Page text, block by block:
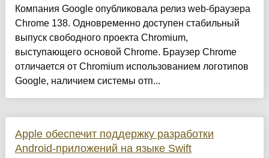
Компания Google опубликовала релиз web-браузера
Chrome 138. Одновременно доступен стабильный
выпуск свободного проекта Chromium,
выступающего основой Chrome. Браузер Chrome
отличается от Chromium использованием логотипов
Google, наличием системы отп...
Apple обеспечит поддержку разработки
Android-приложений на языке Swift